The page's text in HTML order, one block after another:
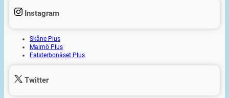
Instagram
Skåne Plus
Malmö Plus
Falsterbonäset Plus
Twitter